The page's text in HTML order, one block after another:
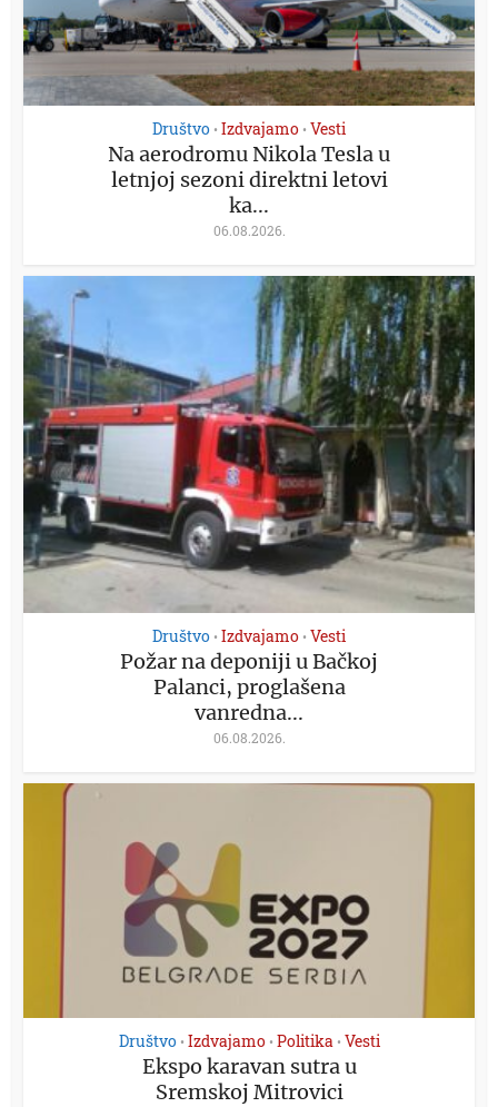
Društvo • Izdvajamo • Vesti
Na aerodromu Nikola Tesla u
letnjoj sezoni direktni letovi
ka...
06.08.2026.
Društvo • Izdvajamo • Vesti
Požar na deponiji u Bačkoj
Palanci, proglašena
vanredna...
06.08.2026.
Društvo • Izdvajamo • Politika • Vesti
Ekspo karavan sutra u
Sremskoj Mitrovici